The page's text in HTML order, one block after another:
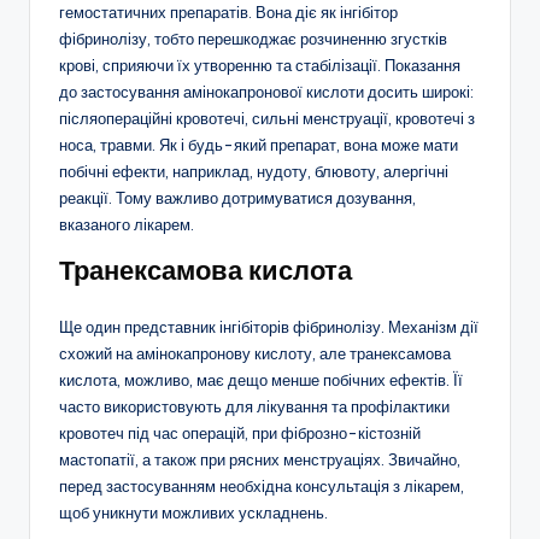
гемостатичних препаратів. Вона діє як інгібітор
фібринолізу, тобто перешкоджає розчиненню згустків
крові, сприяючи їх утворенню та стабілізації. Показання
до застосування амінокапронової кислоти досить широкі:
післяопераційні кровотечі, сильні менструації, кровотечі з
носа, травми. Як і будь-який препарат, вона може мати
побічні ефекти, наприклад, нудоту, блювоту, алергічні
реакції. Тому важливо дотримуватися дозування,
вказаного лікарем.
Транексамова кислота
Ще один представник інгібіторів фібринолізу. Механізм дії
схожий на амінокапронову кислоту, але транексамова
кислота, можливо, має дещо менше побічних ефектів. Її
часто використовують для лікування та профілактики
кровотеч під час операцій, при фіброзно-кістозній
мастопатії, а також при рясних менструаціях. Звичайно,
перед застосуванням необхідна консультація з лікарем,
щоб уникнути можливих ускладнень.